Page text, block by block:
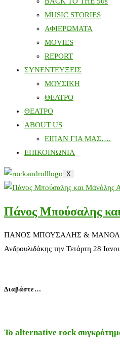
MUSIC STORIES
ΑΦΙΕΡΩΜΑΤΑ
MOVIES
REPORT
ΣΥΝΕΝΤΕΥΞΕΙΣ
ΜΟΥΣΙΚΗ
ΘΕΑΤΡΟ
ΘΕΑΤΡΟ
ABOUT US
ΕΙΠΑΝ ΓΙΑ ΜΑΣ….
ΕΠΙΚΟΙΝΩΝΙΑ
X
Πάνος Μπούσαλης
ΠΑΝΟΣ ΜΠΟΥΣΑΛΗΣ & ΜΑΝΟΛΗΣ
Ανδρουλιδάκης την Τετάρτη 28
Διαβάστε…
Το alternative rock